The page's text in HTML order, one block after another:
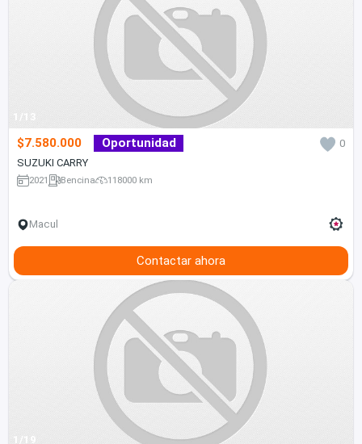
1/13
$7.580.000 Oportunidad
0
SUZUKI CARRY
2021 Bencina 118000 km
Macul
Contactar ahora
1/19